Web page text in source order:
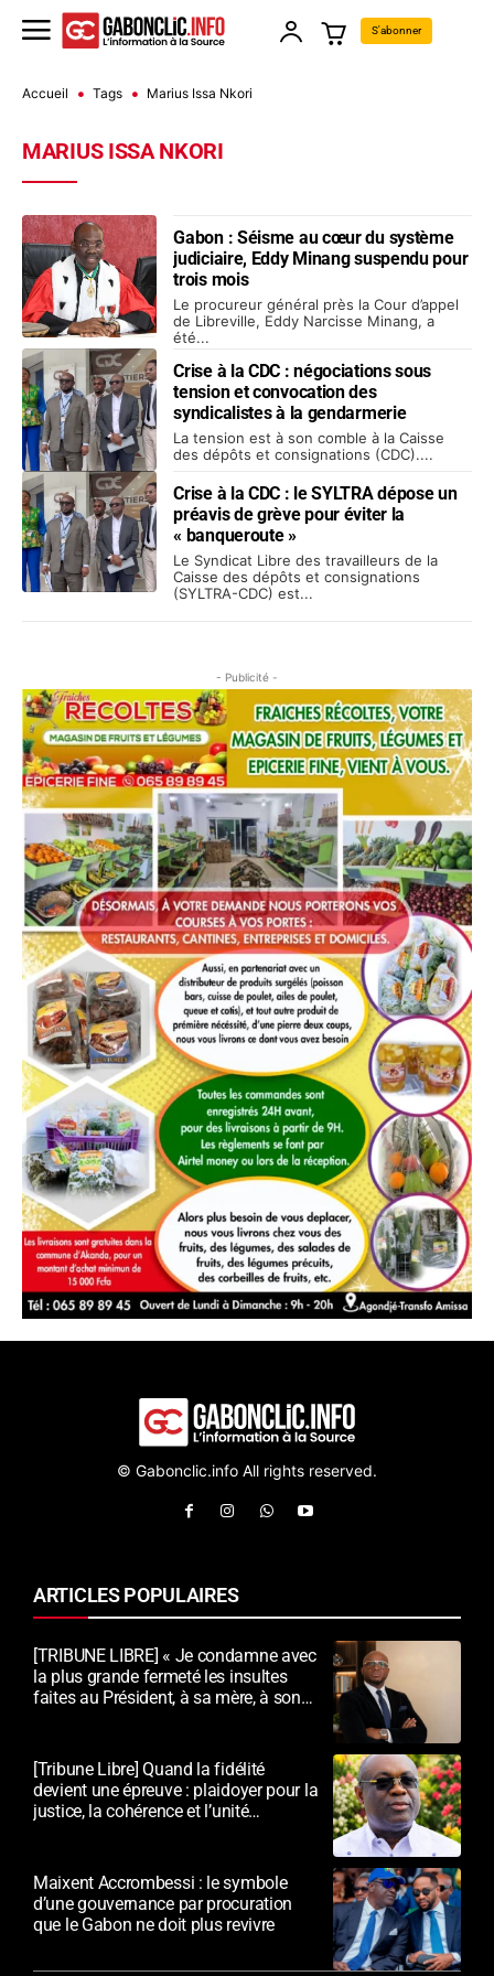
S'abonner
Accueil Tags Marius Issa Nkori
MARIUS ISSA NKORI
Gabon : Séisme au cœur du système
judiciaire, Eddy Minang suspendu pour
trois mois
Le procureur général près la Cour d’appel
de Libreville, Eddy Narcisse Minang, a
été...
Crise à la CDC : négociations sous
tension et convocation des
syndicalistes à la gendarmerie
La tension est à son comble à la Caisse
des dépôts et consignations (CDC)....
Crise à la CDC : le SYLTRA dépose un
préavis de grève pour éviter la
« banqueroute »
Le Syndicat Libre des travailleurs de la
Caisse des dépôts et consignations
(SYLTRA-CDC) est...
- Publicité -
© Gabonclic.info All rights reserved.
ARTICLES POPULAIRES
[TRIBUNE LIBRE] « Je condamne avec
la plus grande fermeté les insultes
faites au Président, à sa mère, à son
[Tribune Libre] Quand la fidélité
devient une épreuve : plaidoyer pour la
justice, la cohérence et l’unité
Maixent Accrombessi : le symbole
d’une gouvernance par procuration
que le Gabon ne doit plus revivre